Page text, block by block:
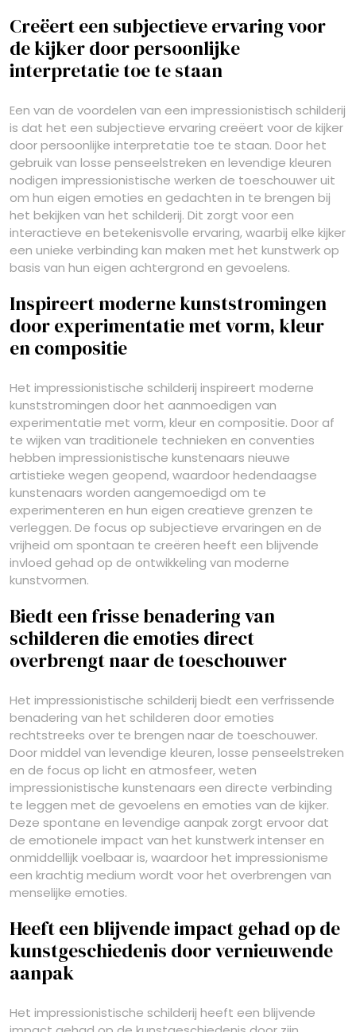
Creëert een subjectieve ervaring voor
de kijker door persoonlijke
interpretatie toe te staan
Een van de voordelen van een impressionistisch schilderij
is dat het een subjectieve ervaring creëert voor de kijker
door persoonlijke interpretatie toe te staan. Door het
gebruik van losse penseelstreken en levendige kleuren
nodigen impressionistische werken de toeschouwer uit
om hun eigen emoties en gedachten in te brengen bij
het bekijken van het schilderij. Dit zorgt voor een
interactieve en betekenisvolle ervaring, waarbij elke kijker
een unieke verbinding kan maken met het kunstwerk op
basis van hun eigen achtergrond en gevoelens.
Inspireert moderne kunststromingen
door experimentatie met vorm, kleur
en compositie
Het impressionistische schilderij inspireert moderne
kunststromingen door het aanmoedigen van
experimentatie met vorm, kleur en compositie. Door af
te wijken van traditionele technieken en conventies
hebben impressionistische kunstenaars nieuwe
artistieke wegen geopend, waardoor hedendaagse
kunstenaars worden aangemoedigd om te
experimenteren en hun eigen creatieve grenzen te
verleggen. De focus op subjectieve ervaringen en de
vrijheid om spontaan te creëren heeft een blijvende
invloed gehad op de ontwikkeling van moderne
kunstvormen.
Biedt een frisse benadering van
schilderen die emoties direct
overbrengt naar de toeschouwer
Het impressionistische schilderij biedt een verfrissende
benadering van het schilderen door emoties
rechtstreeks over te brengen naar de toeschouwer.
Door middel van levendige kleuren, losse penseelstreken
en de focus op licht en atmosfeer, weten
impressionistische kunstenaars een directe verbinding
te leggen met de gevoelens en emoties van de kijker.
Deze spontane en levendige aanpak zorgt ervoor dat
de emotionele impact van het kunstwerk intenser en
onmiddellijk voelbaar is, waardoor het impressionisme
een krachtig medium wordt voor het overbrengen van
menselijke emoties.
Heeft een blijvende impact gehad op de
kunstgeschiedenis door vernieuwende
aanpak
Het impressionistische schilderij heeft een blijvende